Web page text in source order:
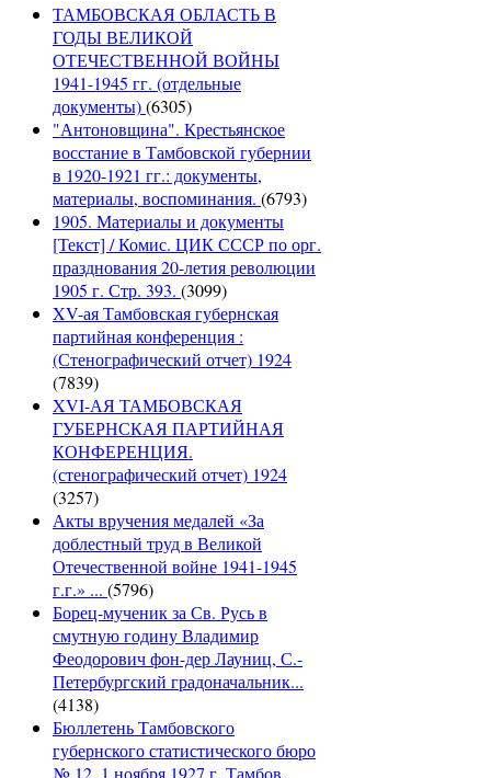
ТАМБОВСКАЯ ОБЛАСТЬ В
ГОДЫ ВЕЛИКОЙ
ОТЕЧЕСТВЕННОЙ ВОЙНЫ
1941-1945 гг. (отдельные
документы)(6305)
"Антоновщина". Крестьянское
восстание в Тамбовской губернии
в 1920-1921 гг.: документы,
материалы, воспоминания. (6793)
1905. Материалы и документы
[Текст] / Комис. ЦИК СССР по орг.
празднования 20-летия революции
1905 г. Стр. 393. (3099)
XV-ая Тамбовская губернская
партийная конференция :
(Стенографический отчет) 1924
(7839)
XVI-АЯ ТАМБОВСКАЯ
ГУБЕРНСКАЯ ПАРТИЙНАЯ
КОНФЕРЕНЦИЯ.
(стенографический отчет) 1924
(3257)
Акты вручения медалей «За
доблестный труд в Великой
Отечественной войне 1941-1945
г.г.» ... (5796)
Борец-мученик за Св. Русь в
смутную годину Владимир
Феодорович фон-дер Лауниц, С.-
Петербургский градоначальник...
(4138)
Бюллетень Тамбовского
губернского статистического бюро
№ 12. 1 ноября 1927 г. Тамбов,